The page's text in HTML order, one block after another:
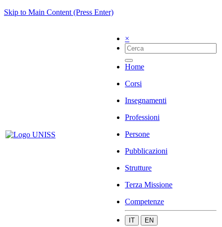
Skip to Main Content (Press Enter)
×
Home
Corsi
Insegnamenti
Professioni
Persone
Pubblicazioni
Strutture
Terza Missione
Competenze
IT EN